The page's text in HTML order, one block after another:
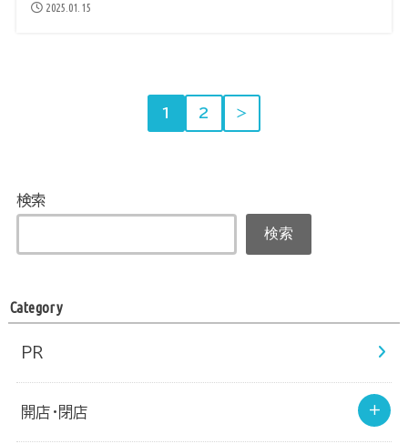
2025.01.15
1 2 ＞
検索
検索
Category
PR
開店・閉店